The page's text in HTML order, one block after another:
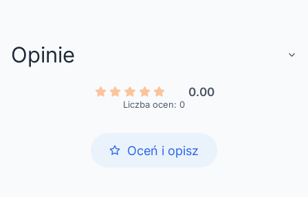
Opinie
0.00
Liczba ocen: 0
Oceń i opisz